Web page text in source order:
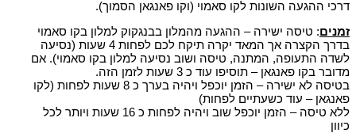
דרכי ההגעה השונות לקו סאמוי (וקו פאנגאן הסמוך).
זמנים: טיסה ישירה – ההגעה מהמלון בבנגקוק למלון בקו סאמוי
בדרך הקצרה אך המאד יקרה תיקח לכם לפחות 4 שעות (נסיעה
לשדה התעופה, המתנה, טיסה ושוב נסיעה למלון בקו סאמוי). אם
מדובר בקו פאנגאן – תוסיפו עוד כ 3 שעות לזמן הזה.
בטיסה לא ישירה – הזמן יוכפל ויהיה בערך כ 8 שעות לפחות (לקו
פאנגאן – עוד כשעתיים לפחות)
ללא טיסה – הזמן יוכפל שוב ויהיה לפחות כ 16 שעות ויותר לכל
כיוון